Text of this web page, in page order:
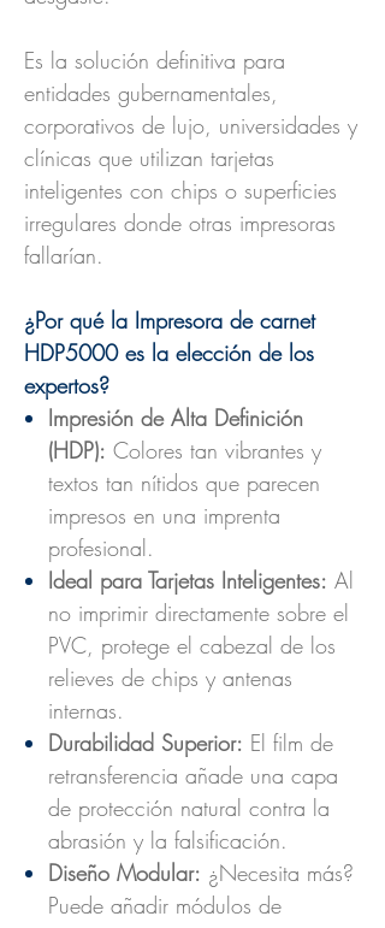
Es la solución definitiva para
entidades gubernamentales,
corporativos de lujo, universidades y
clínicas que utilizan tarjetas
inteligentes con chips o superficies
irregulares donde otras impresoras
fallarían.
¿Por qué la Impresora de carnet
HDP5000 es la elección de los
expertos?
Impresión de Alta Definición
(HDP): Colores tan vibrantes y
textos tan nítidos que parecen
impresos en una imprenta
profesional.
Ideal para Tarjetas Inteligentes: Al
no imprimir directamente sobre el
PVC, protege el cabezal de los
relieves de chips y antenas
internas.
Durabilidad Superior: El film de
retransferencia añade una capa
de protección natural contra la
abrasión y la falsificación.
Diseño Modular: ¿Necesita más?
Puede añadir módulos de